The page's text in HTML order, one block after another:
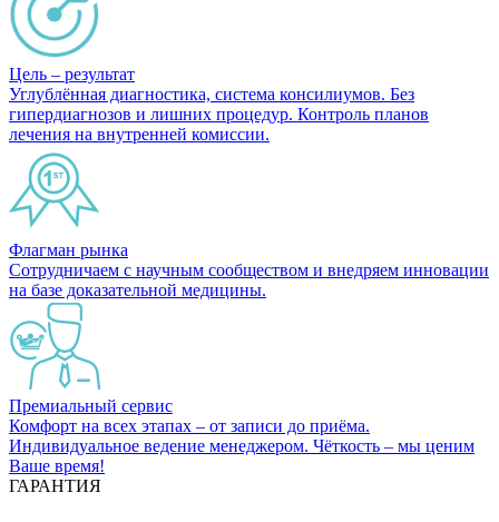
Цель – результат
Углублённая диагностика, система консилиумов. Без
гипердиагнозов и лишних процедур. Контроль планов
лечения на внутренней комиссии.
Флагман рынка
Сотрудничаем с научным сообществом и внедряем инновации
на базе доказательной медицины.
Премиальный сервис
Комфорт на всех этапах – от записи до приёма.
Индивидуальное ведение менеджером. Чёткость – мы ценим
Ваше время!
ГАРАНТИЯ